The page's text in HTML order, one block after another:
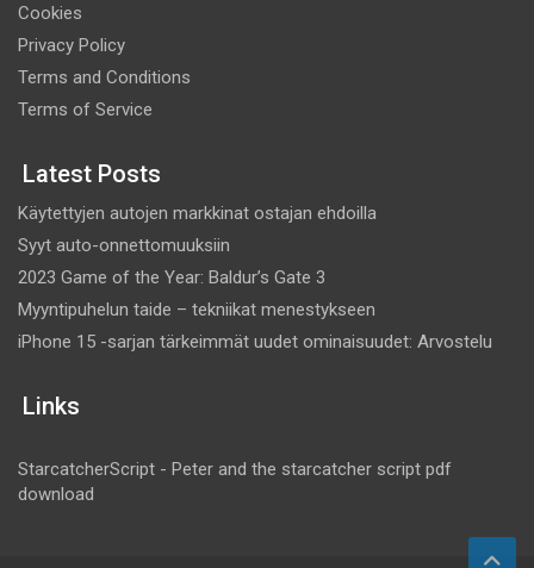
Cookies
Privacy Policy
Terms and Conditions
Terms of Service
Latest Posts
Käytettyjen autojen markkinat ostajan ehdoilla
Syyt auto-onnettomuuksiin
2023 Game of the Year: Baldur’s Gate 3
Myyntipuhelun taide – tekniikat menestykseen
iPhone 15 -sarjan tärkeimmät uudet ominaisuudet: Arvostelu
Links
StarcatcherScript - Peter and the starcatcher script pdf
download